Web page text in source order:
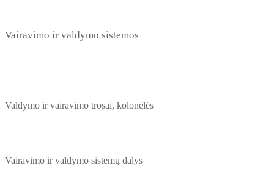
Vairavimo ir valdymo sistemos
Valdymo ir vairavimo trosai, kolonėlės
Vairavimo ir valdymo sistemų dalys